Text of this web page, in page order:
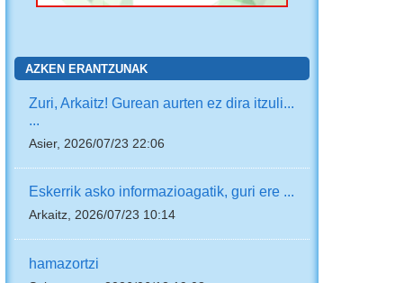
AZKEN ERANTZUNAK
Zuri, Arkaitz! Gurean aurten ez dira itzuli...
...
Asier, 2026/07/23 22:06
Eskerrik asko informazioagatik, guri ere ...
Arkaitz, 2026/07/23 10:14
hamazortzi